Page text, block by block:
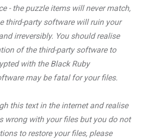
- the puzzle items will never match,
third-party software will ruin your
irreversibly. You should realise
of the third-party software to
with the Black Ruby
may be fatal for your files.
this text in the internet and realise
wrong with your files but you do not
to restore your files, please